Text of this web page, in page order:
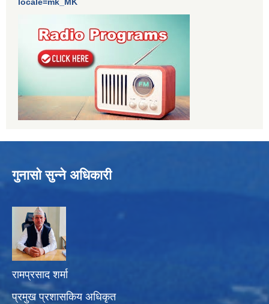
गुनासो सुन्ने अधिकारी
रामप्रसाद शर्मा
प्रमुख प्रशासकिय अधिकृत